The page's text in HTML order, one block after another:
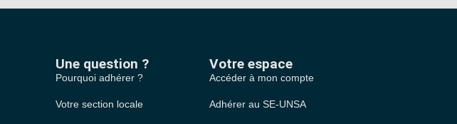
Une question ?
Pourquoi adhérer ?
Votre section locale
Votre espace
Accéder à mon compte
Adhérer au SE-UNSA